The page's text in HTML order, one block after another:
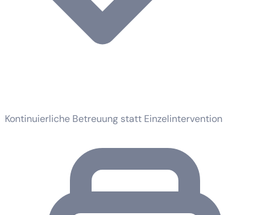
Kontinuierliche Betreuung statt Einzelintervention